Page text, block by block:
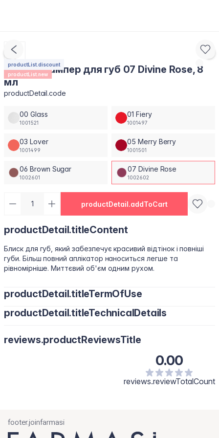
productList.discount
productList.new
Блиск-плампер для губ 07 Divine Rose, 8
мл
productDetail.code
00 Glass
1001521
01 Fiery
1001497
03 Lover
1001499
05 Merry Berry
1001501
06 Brown Sugar
1002601
07 Divine Rose
1002602
productDetail.addToCart
productDetail.titleContent
Блиск для губ, який забезпечує красивий відтінок і повніші
губи. Більш повний аплікатор наноситься легше та
рівномірніше. Миттєвий об'єм одним рухом.
productDetail.titleTermOfUse
Нанесіть на попередньо очищену суху шкіру губ і рівномірно
productDetail.titleTechnicalDetails
Polyacyladipate-2, Octyldodecanol, Diisostearyl Malate,
Wax, Menthol, Phenoxyethanol, Polyethylene, Flavour/Aroma,
Microcrystalline Wax, Vanillyl Butyl Ether, Melaleuca Alternifolia
(Tea Tree) Leaf Oil, Methyl Nicotinate, Capsicum Frutescens Fruit
Dioxide/CI 77891, Tin Oxide/CI 77861.
reviews.productReviewsTitle
0.00
reviews.reviewTotalCount
footer.joinfarmasi